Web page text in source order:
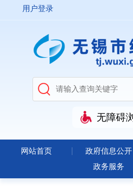
用户登录
无障碍
网站首页 政府信息公开
政务服务